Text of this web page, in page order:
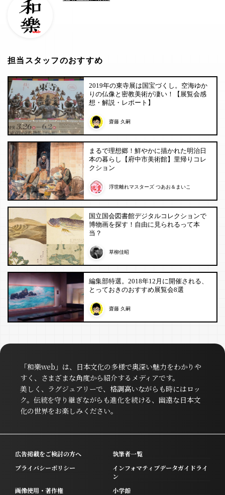
担当スタッフのおすすめ
2019年の東寺展は国宝づくし。空海ゆか
りの仏像と密教美術が凄い！【展覧会感
想・解説・レポート】
齋藤 久嗣
まるで理想郷！鮮やかに描かれた明治日
本の暮らし【府中市美術館】里帰りコレ
クション
浮世離れマスターズ つあお＆まいこ
国立国会図書館デジタルコレクションで
博物画を探す！自由に見られるって本
当？
草柳佳昭
編集部特選。2018年12月に開催される、
とっておきのおすすめ展覧会8選
齋藤 久嗣
「和樂web」は、日本文化の多様で奥深い魅力をわかりや
すく、さまざまな角度から紹介するメディアです。
美しく、ラグジュアリーで、格調高いながらも時にはロッ
ク。伝統を守り継ぎながらも進化を続ける、幽遠な日本文
化の世界をお楽しみください。
広告掲載をご検討の方へ
執筆者一覧
プライバシーポリシー
インフォマティブデータガイドライ
ン
画像使用・著作権
小学館